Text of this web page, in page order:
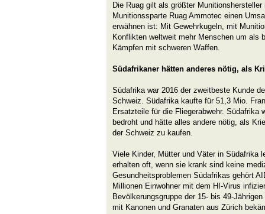
Die Ruag gilt als größter
Munitionssparte Ruag Ammotec einen
erwähnen ist: Mit Gewehrkugeln, mit
Konflikten weltweit mehr Menschen um als
Kämpfen mit schweren Waffen.
Südafrikaner hätten anderes nötig, als
Südafrika war 2016 der zweitbeste Kunde
Schweiz. Südafrika kaufte für 51,3 Mio.
Ersatzteile für die Fliegerabwehr. Südafrika
bedroht und hätte alles andere nötig, als
der Schweiz zu kaufen.
Viele Kinder, Mütter und Väter in Südafrika
erhalten oft, wenn sie krank sind keine
Gesundheitsproblemen Südafrikas gehört
Millionen Einwohner mit dem HI-Virus
Bevölkerungsgruppe der 15- bis 49-
mit Kanonen und Granaten aus Zürich